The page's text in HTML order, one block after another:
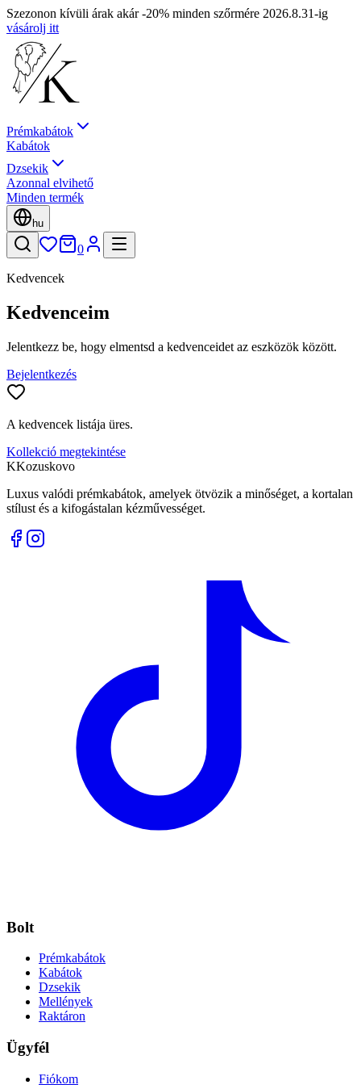
Szezonon kívüli árak akár -20% minden szőrmére 2026.8.31-ig
vásárolj itt
Prémkabátok
Kabátok
Dzsekik
Azonnal elvihető
Minden termék
hu
0
Kedvencek
Kedvenceim
Jelentkezz be, hogy elmentsd a kedvenceidet az eszközök között.
Bejelentkezés
A kedvencek listája üres.
Kollekció megtekintése
KKozuskovo
Luxus valódi prémkabátok, amelyek ötvözik a minőséget, a kortalan
stílust és a kifogástalan kézművességet.
Bolt
Prémkabátok
Kabátok
Dzsekik
Mellények
Raktáron
Ügyfél
Fiókom